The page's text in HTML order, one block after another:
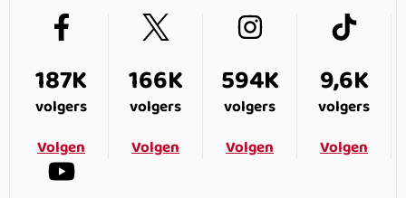
187K
volgers
Volgen
166K
volgers
Volgen
594K
volgers
Volgen
9,6K
volgers
Volgen